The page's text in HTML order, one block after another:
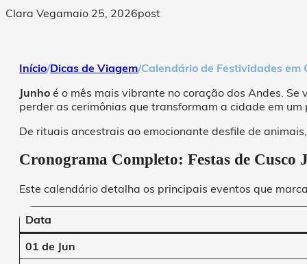
Clara Vegamaio 25, 2026post
Início/Dicas de Viagem/Calendário de Festividades em
Junho é o mês mais vibrante no coração dos Andes.
perder as cerimônias que transformam a cidade em
De rituais ancestrais ao emocionante desfile de
Cronograma Completo: Festas de Cusco
Este calendário detalha os principais eventos que
Data
01 de Jun